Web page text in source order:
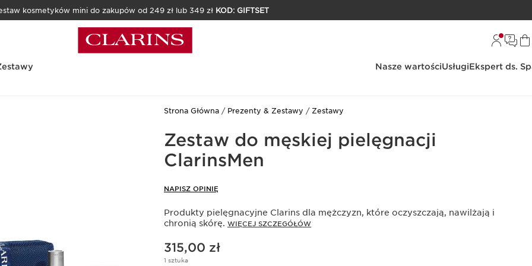
kosmetyków mini do zakupów od 249 zł lub 349 zł KOD: GIFTSET
Nasze wartościUsługiEkspert ds.
Strona Główna Prezenty & Zestawy Zestawy
Zestaw do męskiej pielęgnacji
ClarinsMen
NAPISZ OPINIĘ
Produkty pielęgnacyjne Clarins dla mężczyzn, które oczyszczają, nawilżają i
chronią skórę. WIĘCEJ SZCZEGÓŁÓW
Aktualna cena 315,00 zł
315,00 zł
1 sztuka